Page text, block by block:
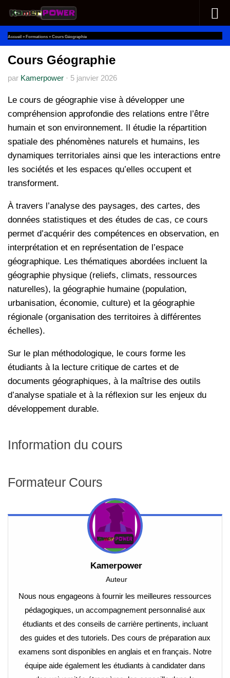
Au dessous du contenu
Accueil » Formations » Cours Géographie
Cours Géographie
par Kamerpower · 5 janvier 2026
Le cours de géographie vise à développer une
compréhension approfondie des relations entre l’être
humain et son environnement. Il étudie la répartition
spatiale des phénomènes naturels et humains, les
dynamiques territoriales ainsi que les interactions entre
les sociétés et les espaces qu’elles occupent et
transforment.
À travers l’analyse des paysages, des cartes, des
données statistiques et des études de cas, ce cours
permet d’acquérir des compétences en observation, en
interprétation et en représentation de l’espace
géographique. Les thématiques abordées incluent la
géographie physique (reliefs, climats, ressources
naturelles), la géographie humaine (population,
urbanisation, économie, culture) et la géographie
régionale (organisation des territoires à différentes
échelles).
Sur le plan méthodologique, le cours forme les
étudiants à la lecture critique de cartes et de
documents géographiques, à la maîtrise des outils
d’analyse spatiale et à la réflexion sur les enjeux du
développement durable.
Information du cours
Formateur Cours
Kamerpower
Auteur
Nous nous engageons à fournir les meilleures ressources
pédagogiques, un accompagnement personnalisé aux
étudiants et des conseils de carrière pertinents, incluant
des guides et des tutoriels. Des cours de préparation aux
examens sont disponibles en anglais et en français. Notre
équipe aide également les étudiants à candidater dans